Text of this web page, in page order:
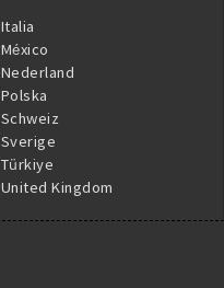
Italia
México
Nederland
Polska
Schweiz
Sverige
Türkiye
United Kingdom